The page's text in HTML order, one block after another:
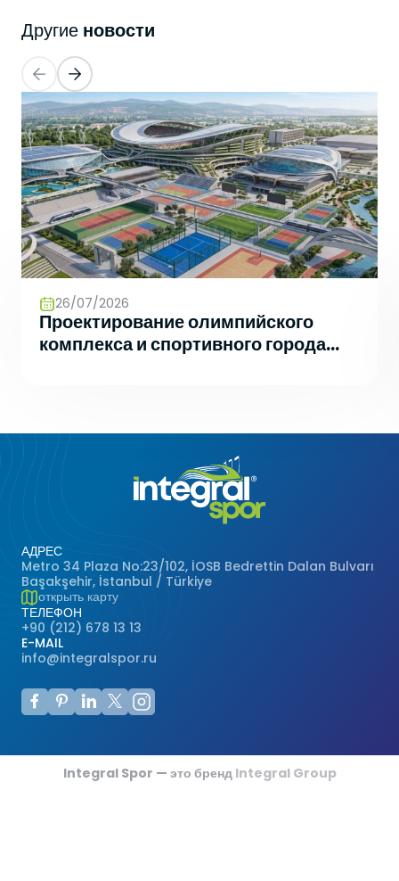
Другие новости
26/07/2026
Проектирование олимпийского
комплекса и спортивного города
АДРЕС
Metro 34 Plaza No:23/102, İOSB Bedrettin Dalan Bulvarı
Başakşehir, İstanbul / Türkiye
открыть карту
ТЕЛЕФОН
+90 (212) 678 13 13
E-MAIL
info@integralspor.ru
Integral Spor — это бренд Integral Group